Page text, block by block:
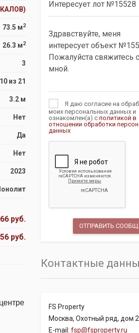
73.5 м2
26.3 м2
3
10 из 21
3.2 м
Нет
Да
Нет
2023
руб.
руб.
Я даю согласие на
моих персональных данных и
ознакомлен(а) с политикой в
отношении обработки
данных
Контактные
FS Property
Москва, Охотный ряд, дом 2
E-mail: fsp@fsproperty.ru